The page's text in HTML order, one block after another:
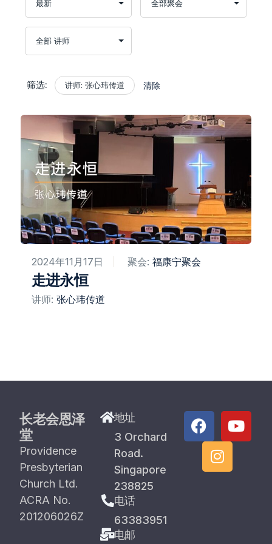
筛选: 讲师: 张心玮传道 清除
2024年11月17日 聚会: 福康宁聚会​
走进永恒
讲师: 张心玮传道
长老会恩泽
堂
Providence
Presbyterian
Church Ltd.
ACRA No.
201206026Z
地址
3 Orchard
Road.
Singapore
238825
电话
63383951
电邮